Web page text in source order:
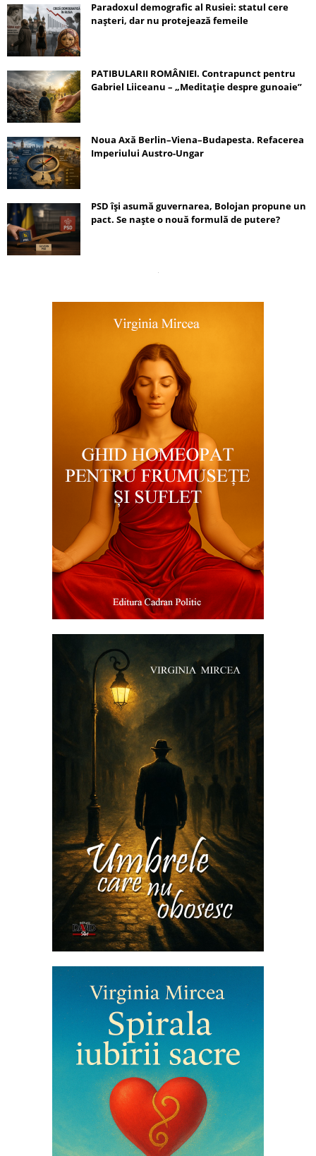
Paradoxul demografic al Rusiei: statul cere
nașteri, dar nu protejează femeile
PATIBULARII ROMÂNIEI. Contrapunct pentru
Gabriel Liiceanu – „Meditație despre gunoaie”
Noua Axă Berlin–Viena–Budapesta. Refacerea
Imperiului Austro-Ungar
PSD își asumă guvernarea, Bolojan propune un
pact. Se naște o nouă formulă de putere?